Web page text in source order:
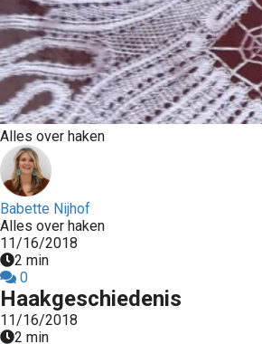
Alles over haken
Babette Nijhof
Alles over haken
11/16/2018
2 min
0
Haakgeschiedenis
11/16/2018
2 min